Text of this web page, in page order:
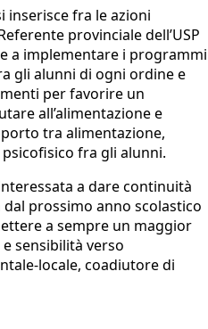
inserisce fra le azioni
provinciale dell’USP
a implementare i programmi
gli alunni di ogni ordine e
per favorire un
all’alimentazione e
tra alimentazione,
fra gli alunni.
a dare continuità
prossimo anno scolastico
a sempre un maggior
sensibilità verso
locale, coadiutore di